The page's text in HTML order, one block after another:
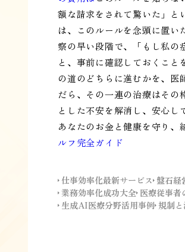
額な請求をされて驚いた」と
は、このルールを念頭に置
察の早い段階で、「もし私の
と、事前に確認しておくこ
の道のどちらに進むかを、医
だら、その一連の治療はそ
とした不安を解消し、安心し
あなたのお金と健康を守り、
ルフ完全ガイド
仕事効率化最新サービス 盤石経
業務効率化成功大全 医療従事
生成AI医療分野活用事例 規制